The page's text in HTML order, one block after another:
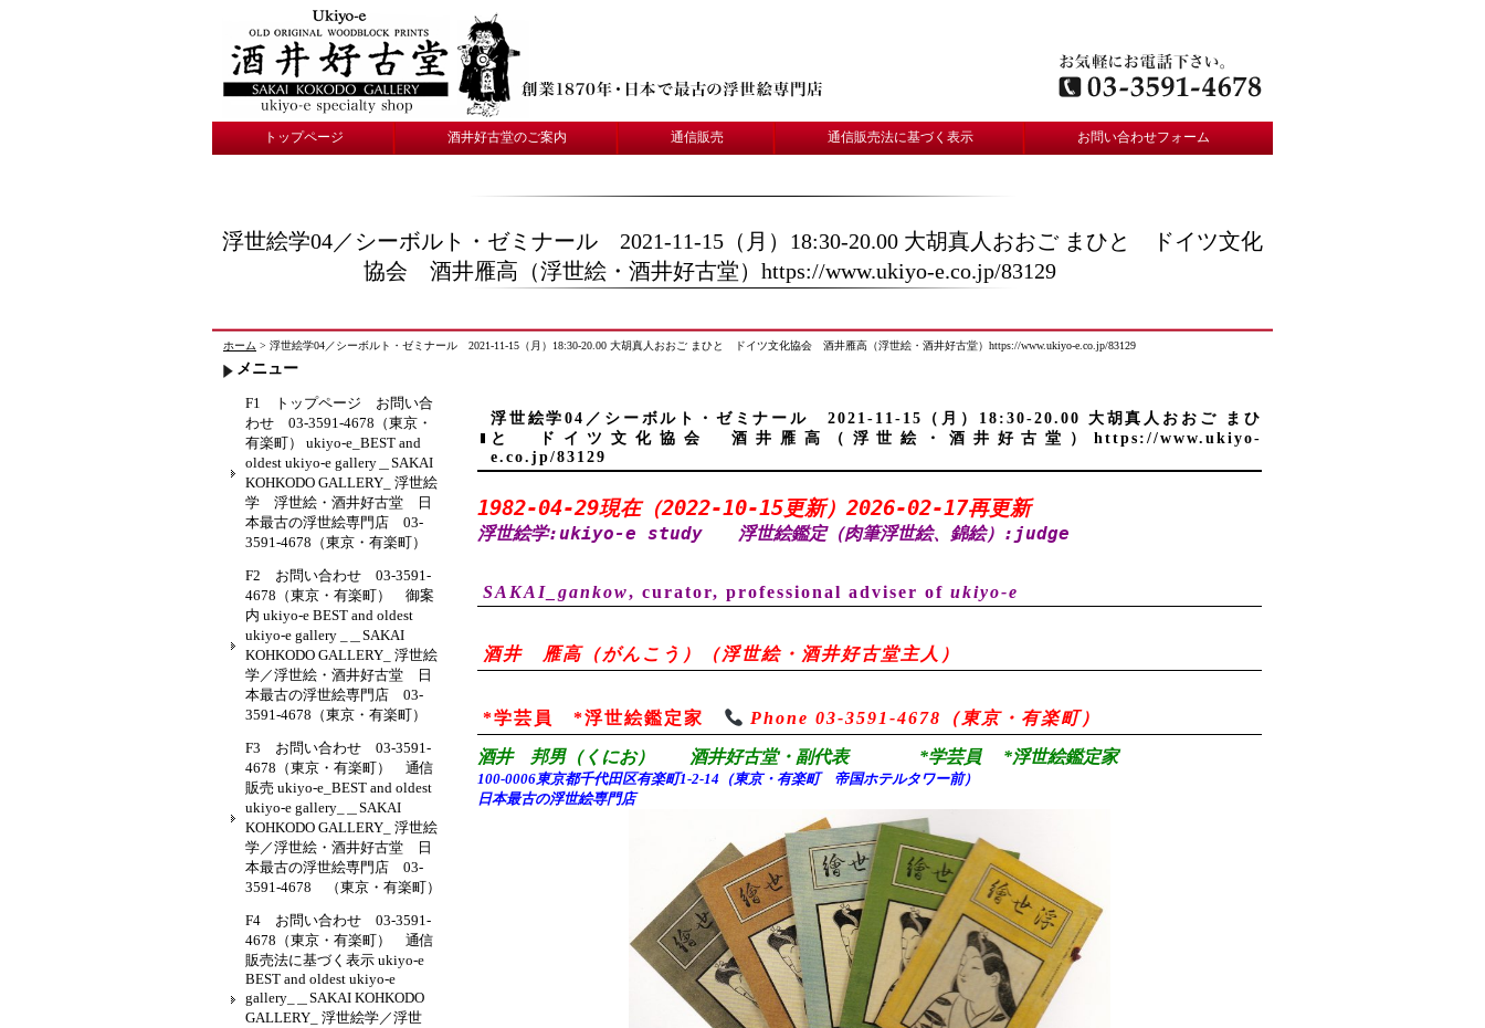
トップページ 酒井好古堂のご案内 通信販売 通信販売法に基づく表示 お問い合わせフォーム
浮世絵学04／シーボルト・ゼミナール 2021-11-15（月）18:30-20.00 大胡真人おおご まひと ドイツ文化
協会 酒井雁高（浮世絵・酒井好古堂）https://www.ukiyo-e.co.jp/83129
ホーム > 浮世絵学04／シーボルト・ゼミナール 2021-11-15（月）18:30-20.00 大胡真人おおご まひと ドイツ文化協会 酒井雁高（浮世絵・酒井好古堂）https://www.ukiyo-e.co.jp/83129
浮世絵学04／シーボルト・ゼミナール 2021-11-15（月）18:30-20.00 大胡真人おおご まひ
と ドイツ文化協会 酒井雁高（浮世絵・酒井好古堂）https://www.ukiyo-
e.co.jp/83129
1982-04-29現在（2022-10-15更新）2026-02-17再更新
浮世絵学:ukiyo-e study 浮世絵鑑定（肉筆浮世絵、錦絵） :judge
SAKAI_gankow, curator, professional adviser of ukiyo-e
酒井 雁高（がんこう）（浮世絵・酒井好古堂主人）
*学芸員 *浮世絵鑑定家 Phone 03-3591-4678（東京・有楽町）
酒井 邦男（くにお） 酒井好古堂・副代表 *学芸員 *浮世絵鑑定家
100-0006東京都千代田区有楽町1-2-14（東京・有楽町 帝国ホテルタワー前）
日本最古の浮世絵専門店
メニュー
F1 トップページ お問い合
わせ 03-3591-4678（東京・
有楽町） ukiyo-e_BEST and
oldest ukiyo-e gallery＿SAKAI
KOHKODO GALLERY_ 浮世絵
学 浮世絵・酒井好古堂 日
本最古の浮世絵専門店 03-
3591-4678（東京・有楽町）
F2 お問い合わせ 03-3591-
4678（東京・有楽町） 御案
内 ukiyo-e BEST and oldest
ukiyo-e gallery _＿SAKAI
KOHKODO GALLERY_ 浮世絵
学／浮世絵・酒井好古堂 日
本最古の浮世絵専門店 03-
3591-4678（東京・有楽町）
F3 お問い合わせ 03-3591-
4678（東京・有楽町） 通信
販売 ukiyo-e_BEST and oldest
ukiyo-e gallery_＿SAKAI
KOHKODO GALLERY_ 浮世絵
学／浮世絵・酒井好古堂 日
本最古の浮世絵専門店 03-
3591-4678 （東京・有楽町）
F4 お問い合わせ 03-3591-
4678（東京・有楽町） 通信
販売法に基づく表示 ukiyo-e
BEST and oldest ukiyo-e
gallery_＿SAKAI KOHKODO
GALLERY_ 浮世絵学／浮世